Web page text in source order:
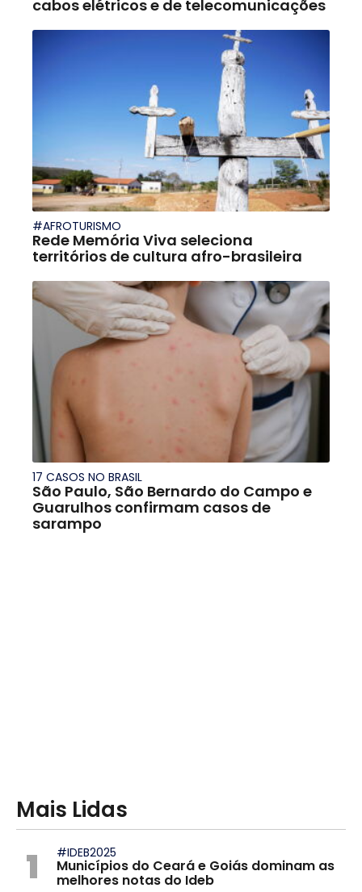
cabos elétricos e de telecomunicações
#AFROTURISMO
Rede Memória Viva seleciona
territórios de cultura afro-brasileira
17 CASOS NO BRASIL
São Paulo, São Bernardo do Campo e
Guarulhos confirmam casos de
sarampo
Mais Lidas
1 #IDEB2025
Municípios do Ceará e Goiás dominam as
melhores notas do Ideb